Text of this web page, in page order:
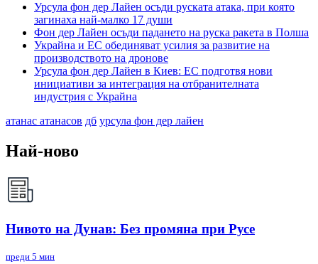
Урсула фон дер Лайен осъди руската атака, при която
загинаха най-малко 17 души
Фон дер Лайен осъди падането на руска ракета в Полша
Украйна и ЕС обединяват усилия за развитие на
производството на дронове
Урсула фон дер Лайен в Киев: ЕС подготвя нови
инициативи за интеграция на отбранителната
индустрия с Украйна
атанас атанасов дб урсула фон дер лайен
Най-ново
Нивото на Дунав: Без промяна при Русе
преди 5 мин